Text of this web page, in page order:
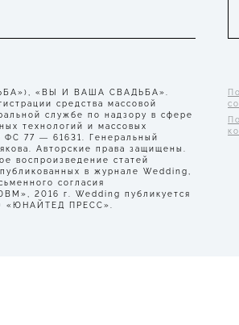
«ВЫ И ВАША СВАДЬБА».
средства массовой
службе по надзору в сфере
технологий и массовых
77 — 61631. Генеральный
Авторские права защищены.
воспроизведение статей
в журнале Wedding,
согласия
2016 г. Wedding публикуется
«ЮНАЙТЕД ПРЕСС».